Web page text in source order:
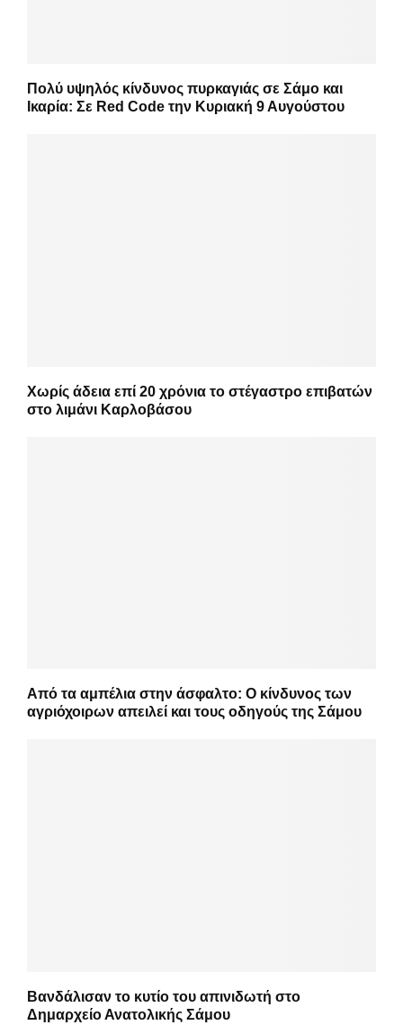
Πολύ υψηλός κίνδυνος πυρκαγιάς σε Σάμο και
Ικαρία: Σε Red Code την Κυριακή 9 Αυγούστου
Χωρίς άδεια επί 20 χρόνια το στέγαστρο επιβατών
στο λιμάνι Καρλοβάσου
Από τα αμπέλια στην άσφαλτο: Ο κίνδυνος των
αγριόχοιρων απειλεί και τους οδηγούς της Σάμου
Βανδάλισαν το κυτίο του απινιδωτή στο
Δημαρχείο Ανατολικής Σάμου